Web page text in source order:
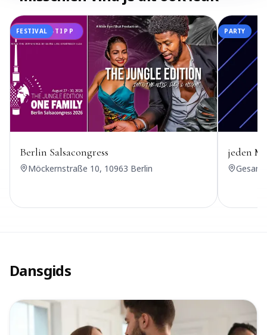
UDANSA-TIPP
FESTIVAL
Berlin Salsacongress
Möckernstraße 10, 10963 Berlin
PARTY
jeden
Dansgids